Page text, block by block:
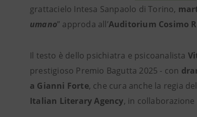
grattacielo Intesa Sanpaolo di Torino,
umano” approda all’Auditorium Cosimo
Il testo è dello psichiatra e psicoanalista
prestigioso Premio Bagutta 2025 - con
a Gianni Forte, che cura anche la regia
Italian Literary Agency, in